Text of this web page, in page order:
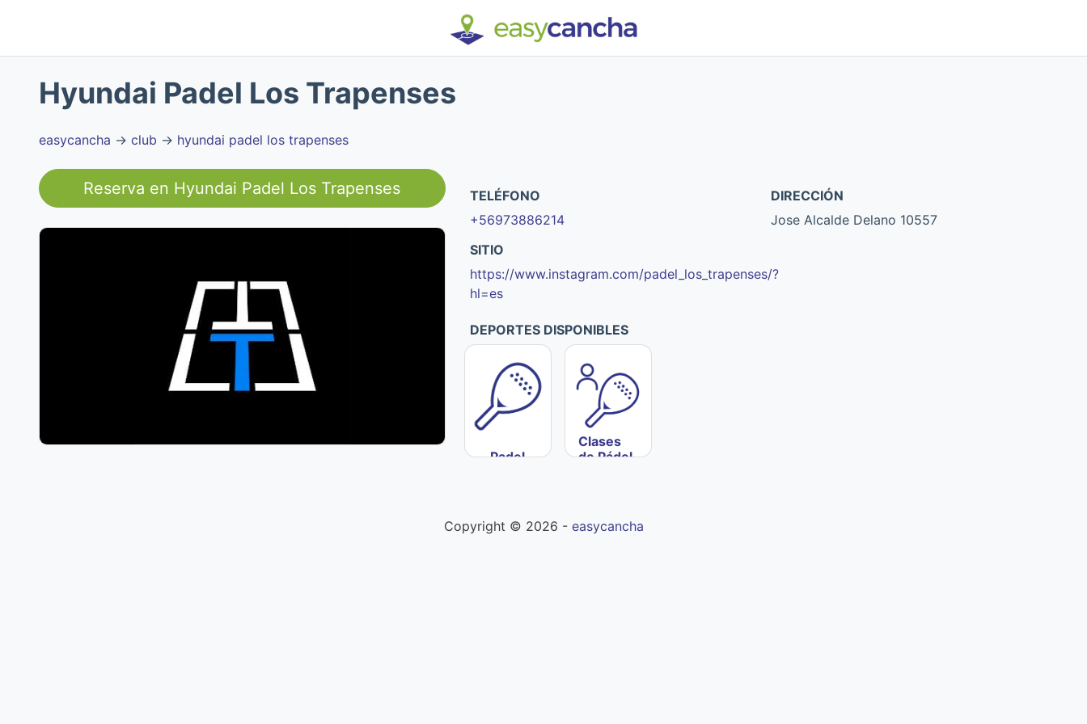
Hyundai Padel Los Trapenses
easycancha → club → hyundai padel los trapenses
Reserva en Hyundai Padel Los Trapenses
TELÉFONO
+56973886214
DIRECCIÓN
Jose Alcalde Delano 10557
SITIO
https://www.instagram.com/padel_los_trapenses/?
hl=es
DEPORTES DISPONIBLES
Padel
Clases
de Pádel
Copyright © 2026 - easycancha